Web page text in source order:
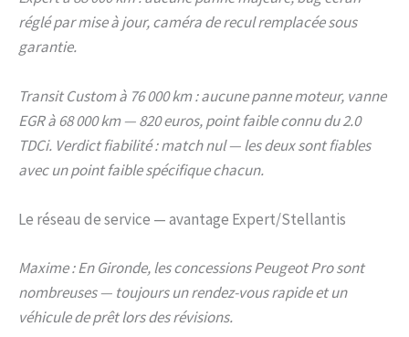
réglé par mise à jour, caméra de recul remplacée sous
garantie.
Transit Custom à 76 000 km : aucune panne moteur, vanne
EGR à 68 000 km — 820 euros, point faible connu du 2.0
TDCi. Verdict fiabilité : match nul — les deux sont fiables
avec un point faible spécifique chacun.
Le réseau de service — avantage Expert/Stellantis
Maxime : En Gironde, les concessions Peugeot Pro sont
nombreuses — toujours un rendez-vous rapide et un
véhicule de prêt lors des révisions.